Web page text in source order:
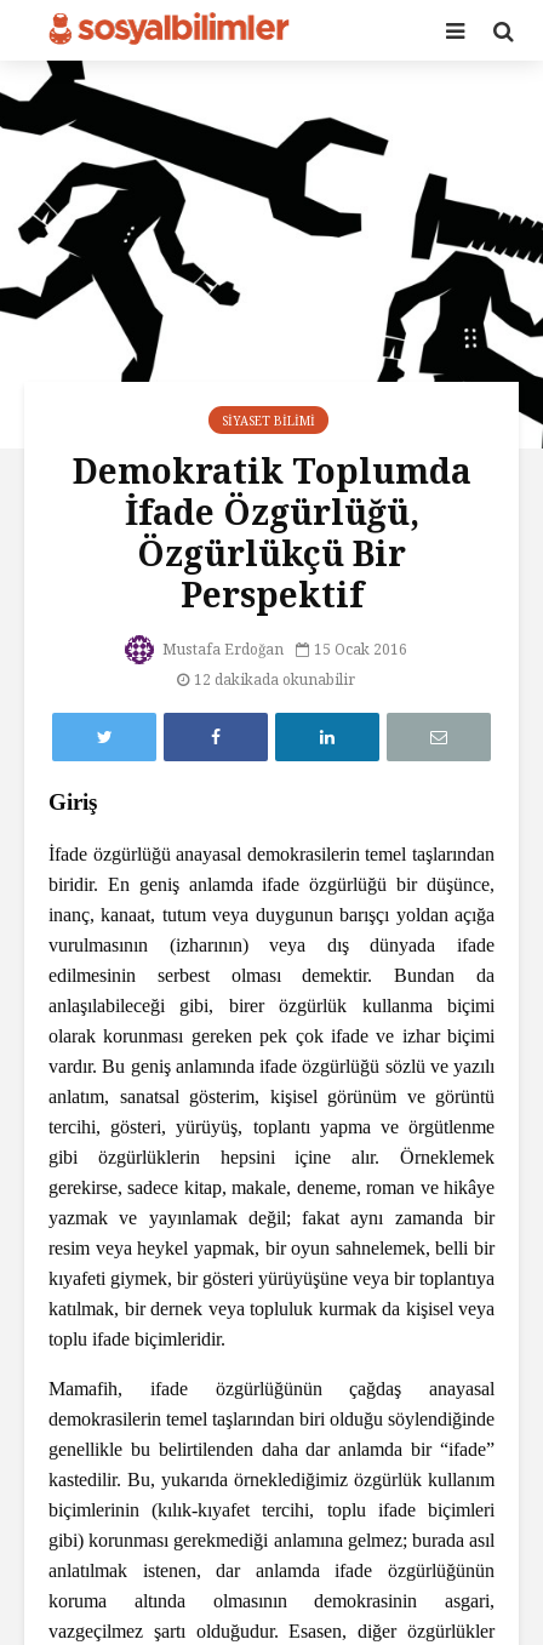
SIYASET BILIMI
Demokratik Toplumda
İfade Özgürlüğü,
Özgürlükçü Bir
Perspektif
Mustafa Erdoğan
15 Ocak 2016
12 dakikada okunabilir
Giriş
İfade özgürlüğü anayasal demokrasilerin temel taşlarından
biridir. En geniş anlamda ifade özgürlüğü bir düşünce,
inanç, kanaat, tutum veya duygunun barışçı yoldan açığa
vurulmasının (izharının) veya dış dünyada ifade
edilmesinin serbest olması demektir. Bundan da
anlaşılabileceği gibi, birer özgürlük kullanma biçimi
olarak korunması gereken pek çok ifade ve izhar biçimi
vardır. Bu geniş anlamında ifade özgürlüğü sözlü ve yazılı
anlatım, sanatsal gösterim, kişisel görünüm ve görüntü
tercihi, gösteri, yürüyüş, toplantı yapma ve örgütlenme
gibi özgürlüklerin hepsini içine alır. Örneklemek
gerekirse, sadece kitap, makale, deneme, roman ve hikâye
yazmak ve yayınlamak değil; fakat aynı zamanda bir
resim veya heykel yapmak, bir oyun sahnelemek, belli bir
kıyafeti giymek, bir gösteri yürüyüşüne veya bir toplantıya
katılmak, bir dernek veya topluluk kurmak da kişisel veya
toplu ifade biçimleridir.
Mamafih, ifade özgürlüğünün çağdaş anayasal
demokrasilerin temel taşlarından biri olduğu söylendiğinde
genellikle bu belirtilenden daha dar anlamda bir “ifade”
kastedilir. Bu, yukarıda örneklediğimiz özgürlük kullanım
biçimlerinin (kılık-kıyafet tercihi, toplu ifade biçimleri
gibi) korunması gerekmediği anlamına gelmez; burada asıl
anlatılmak istenen, dar anlamda ifade özgürlüğünün
koruma altında olmasının demokrasinin asgari,
vazgeçilmez şartı olduğudur. Esasen, diğer özgürlükler